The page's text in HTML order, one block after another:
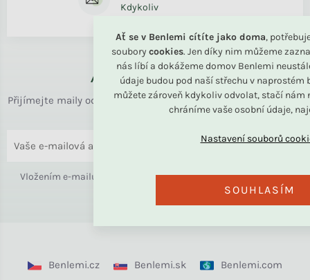
Ať se v Benlemi cítíte jako doma,
soubory cookies. Jen díky nim můžeme
nás líbí a dokážeme domov Benlemi
údaje budou pod naší střechu v naprostém
můžete zároveň kdykoliv odvolat, stačí nám
chráníme vaše osobní údaje,
SOUHLASÍM
Kdykoliv
Až k vám domů
Přijímejte maily od rodiny BENLEMI. Zasíláme jen užitečné info
o bydlení i slevách.
ODESLAT
Vložením e-mailu souhlasíte s
podmínkami ochrany osobních
Benlemi.cz Benlemi.sk Benlemi.com